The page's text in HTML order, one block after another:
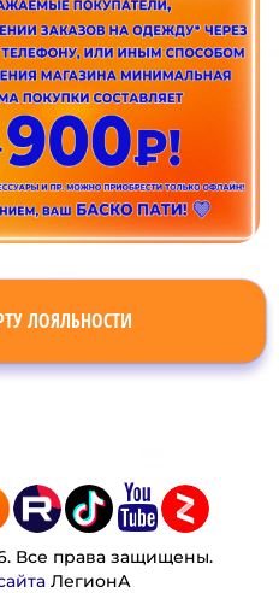
ЛОЯЛЬНОСТИ
Все права защищены.
ЛегионА